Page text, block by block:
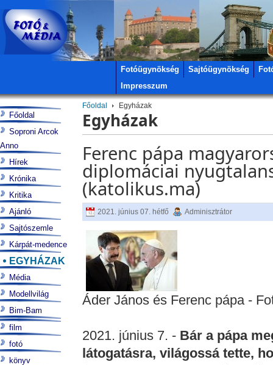
Fotóügynökség Sajtóügynökség
Impresszum
Főoldal Egyházak
Egyházak
Ferenc pápa
diplomáciai
(katolikus.ma)
2021. június 07. hétfő Adminisztrátor
Áder János és Ferenc pápa -
2021. június 7. - Bár a pápa
látogatásra, világossá tette,
Főoldal
Soproni Arcok
Anno
Hírek
Krónika
Kritika
Ajánló
Sajtószemle
Kárpát-medence
EGYHÁZAK
Média
Modellvilág
Bim-Bam
film
fotó
könyv